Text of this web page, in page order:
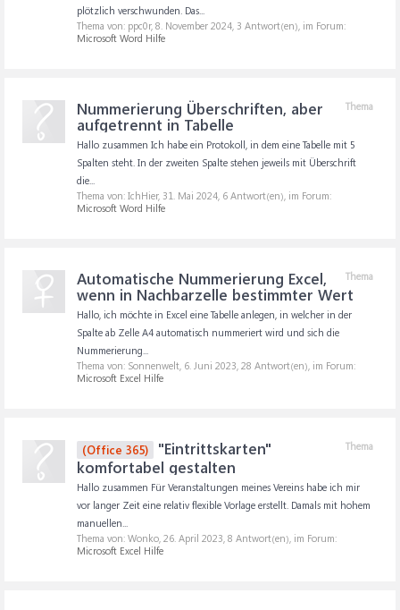
plötzlich verschwunden. Das...
Thema von: ppc0r, 8. November 2024, 3 Antwort(en), im Forum:
Microsoft Word Hilfe
Thema
Nummerierung Überschriften, aber
aufgetrennt in Tabelle
Hallo zusammen Ich habe ein Protokoll, in dem eine Tabelle mit 5
Spalten steht. In der zweiten Spalte stehen jeweils mit Überschrift
die...
Thema von: IchHier, 31. Mai 2024, 6 Antwort(en), im Forum:
Microsoft Word Hilfe
Thema
Automatische Nummerierung Excel,
wenn in Nachbarzelle bestimmter Wert
Hallo, ich möchte in Excel eine Tabelle anlegen, in welcher in der
Spalte ab Zelle A4 automatisch nummeriert wird und sich die
Nummerierung...
Thema von: Sonnenwelt, 6. Juni 2023, 28 Antwort(en), im Forum:
Microsoft Excel Hilfe
Thema
(Office 365)
"Eintrittskarten"
komfortabel gestalten
Hallo zusammen Für Veranstaltungen meines Vereins habe ich mir
vor langer Zeit eine relativ flexible Vorlage erstellt. Damals mit hohem
manuellen...
Thema von: Wonko, 26. April 2023, 8 Antwort(en), im Forum:
Microsoft Excel Hilfe